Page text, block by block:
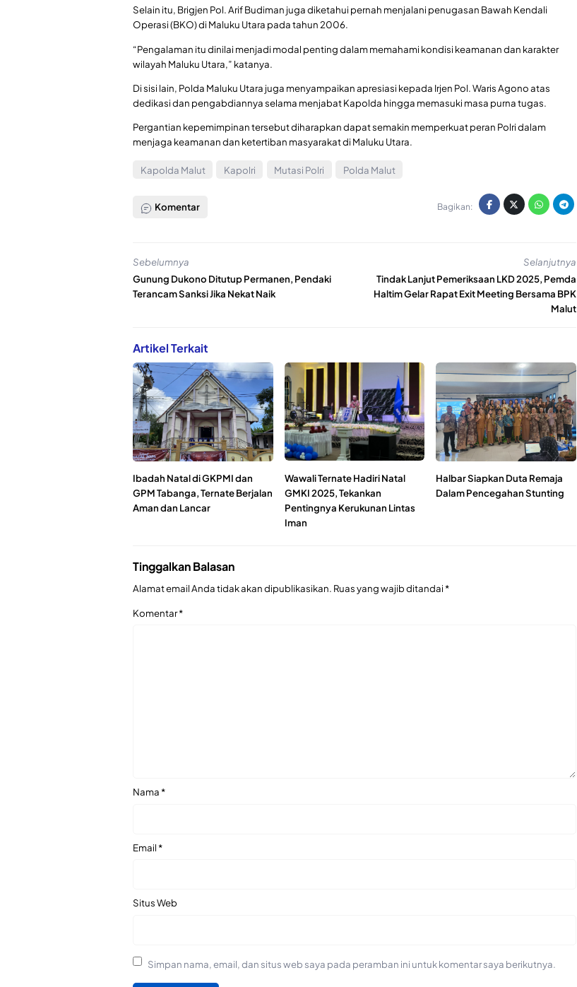
Selain itu, Brigjen Pol. Arif Budiman juga diketahui pernah menjalani penugasan Bawah Kendali
Operasi (BKO) di Maluku Utara pada tahun 2006.
“Pengalaman itu dinilai menjadi modal penting dalam memahami kondisi keamanan dan karakter
wilayah Maluku Utara,” katanya.
Di sisi lain, Polda Maluku Utara juga menyampaikan apresiasi kepada Irjen Pol. Waris Agono atas
dedikasi dan pengabdiannya selama menjabat Kapolda hingga memasuki masa purna tugas.
Pergantian kepemimpinan tersebut diharapkan dapat semakin memperkuat peran Polri dalam
menjaga keamanan dan ketertiban masyarakat di Maluku Utara.
Kapolda Malut Kapolri Mutasi Polri Polda Malut
Komentar Bagikan:
Sebelumnya
Gunung Dukono Ditutup Permanen, Pendaki
Terancam Sanksi Jika Nekat Naik
Selanjutnya
Tindak Lanjut Pemeriksaan LKD 2025, Pemda
Haltim Gelar Rapat Exit Meeting Bersama BPK
Malut
Artikel Terkait
Ibadah Natal di GKPMI dan
GPM Tabanga, Ternate Berjalan
Aman dan Lancar
Wawali Ternate Hadiri Natal
GMKI 2025, Tekankan
Pentingnya Kerukunan Lintas
Iman
Halbar Siapkan Duta Remaja
Dalam Pencegahan Stunting
Tinggalkan Balasan
Alamat email Anda tidak akan dipublikasikan. Ruas yang wajib ditandai*
Komentar*
Nama*
Email*
Situs Web
Simpan nama, email, dan situs web saya pada peramban ini untuk komentar saya berikutnya.